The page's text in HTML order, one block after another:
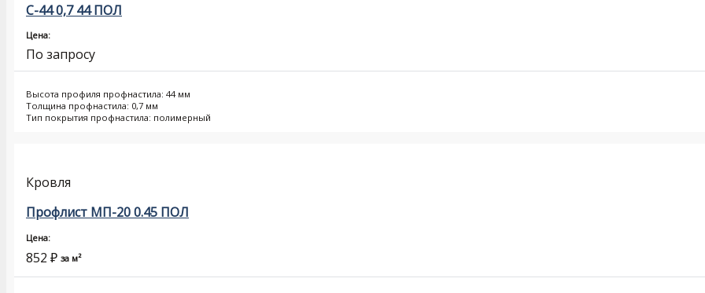
С-44 0,7 44 ПОЛ
Цена:
По запросу
Высота профиля профнастила: 44 мм
Толщина профнастила: 0,7 мм
Тип покрытия профнастила: полимерный
Кровля
Профлист МП-20 0.45 ПОЛ
Цена:
852 ₽ за м²